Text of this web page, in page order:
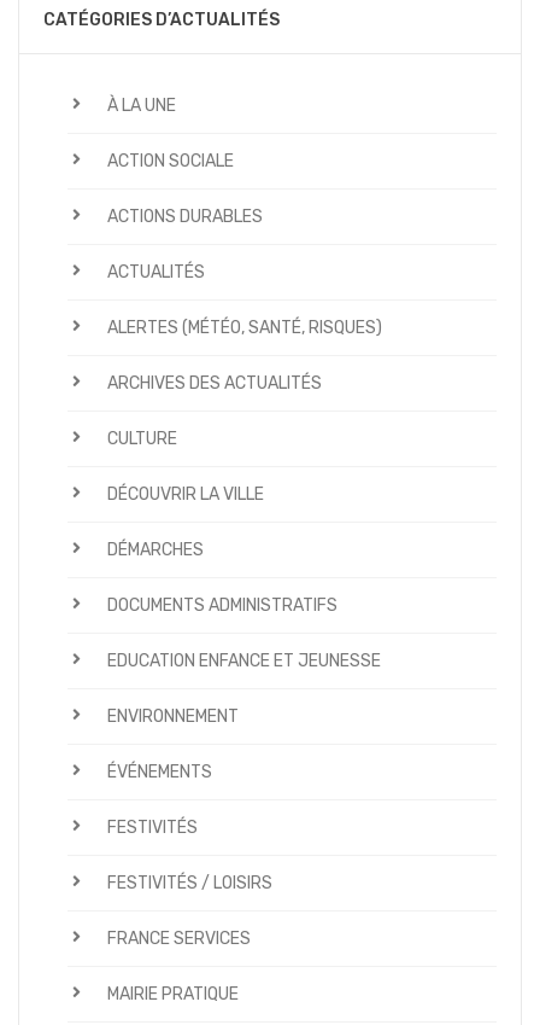
CATÉGORIES D’ACTUALITÉS
À LA UNE
ACTION SOCIALE
ACTIONS DURABLES
ACTUALITÉS
ALERTES (MÉTÉO, SANTÉ, RISQUES)
ARCHIVES DES ACTUALITÉS
CULTURE
DÉCOUVRIR LA VILLE
DÉMARCHES
DOCUMENTS ADMINISTRATIFS
EDUCATION ENFANCE ET JEUNESSE
ENVIRONNEMENT
ÉVÉNEMENTS
FESTIVITÉS
FESTIVITÉS / LOISIRS
FRANCE SERVICES
MAIRIE PRATIQUE